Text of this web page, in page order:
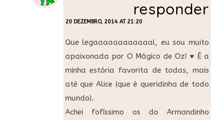
20 DEZEMBRO, 2014 AT 21:20
responder
Que legaaaaaaaaaaaal, eu sou muito
apaixonada por O Mágico de Oz! ♥ É a
minha estória favorita de todas, mais
até que Alice (que é queridinha de todo
mundo).
Achei fofíssimo os do Armandinho